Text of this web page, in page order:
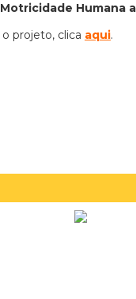
Humana
projeto, clica aqui.